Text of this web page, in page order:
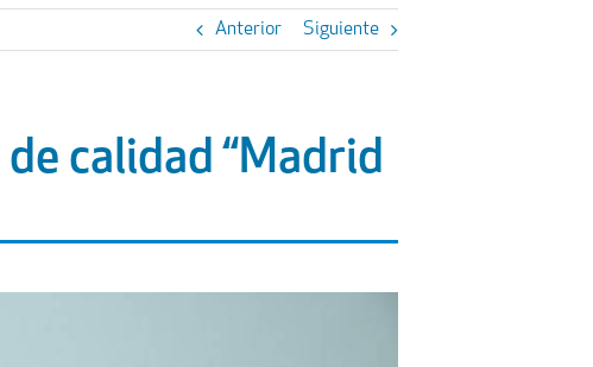
Anterior Siguiente
calidad “Madrid